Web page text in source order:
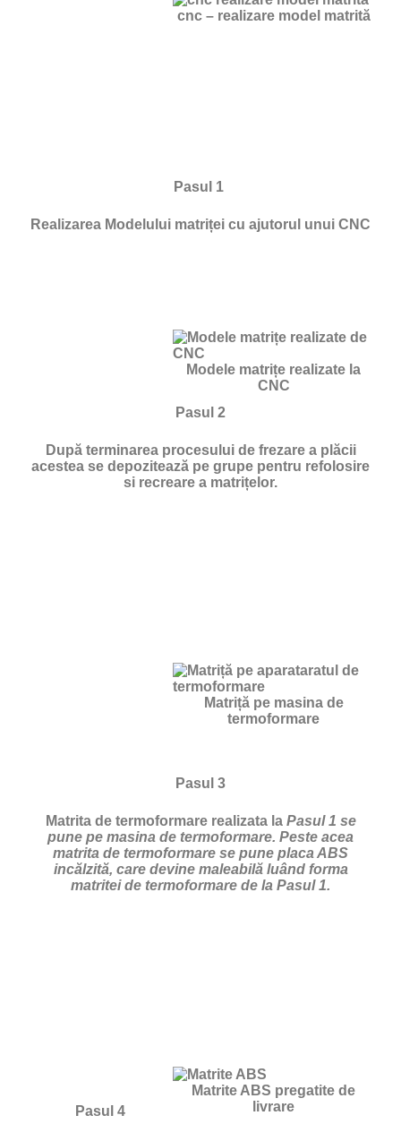
cnc – realizare model matrită
Pasul 1
Realizarea Modelului matriței cu ajutorul unui CNC
Modele matrițe realizate la
CNC
Pasul 2
După terminarea procesului de frezare a plăcii
acestea se depozitează pe grupe pentru refolosire
si recreare a matrițelor.
Matriță pe masina de
termoformare
Pasul 3
Matrita de termoformare realizata la Pasul 1 se
pune pe masina de termoformare. Peste acea
matrita de termoformare se pune placa ABS
incălzită, care devine maleabilă luând forma
matritei de termoformare de la Pasul 1.
Matrite ABS pregatite de
livrare
Pasul 4